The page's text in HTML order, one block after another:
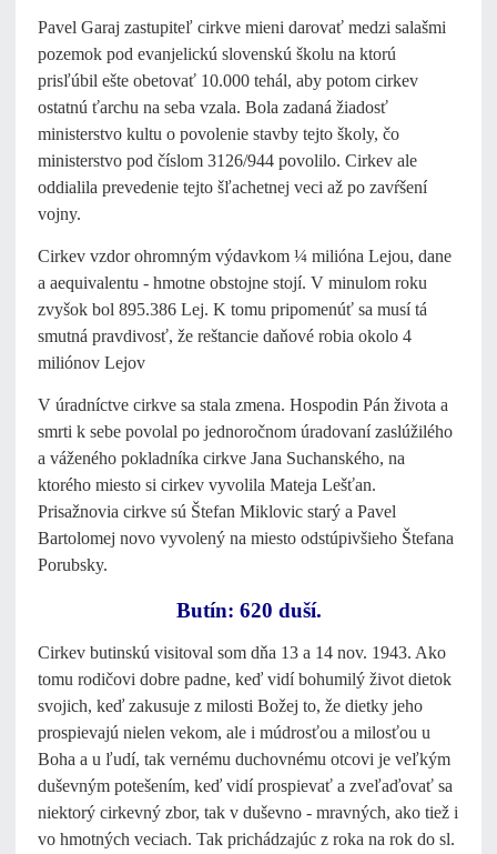
Pavel Garaj zastupiteľ cirkve mieni darovať medzi salašmi
pozemok pod evanjelickú slovenskú školu na ktorú
prisľúbil ešte obetovať 10.000 tehál, aby potom cirkev
ostatnú ťarchu na seba vzala. Bola zadaná žiadosť
ministerstvo kultu o povolenie stavby tejto školy, čo
ministerstvo pod číslom 3126/944 povolilo. Cirkev ale
oddialila prevedenie tejto šľachetnej veci až po zavŕšení
vojny.
Cirkev vzdor ohromným výdavkom ¼ milióna Lejou, dane
a aequivalentu - hmotne obstojne stojí. V minulom roku
zvyšok bol 895.386 Lej. K tomu pripomenúť sa musí tá
smutná pravdivosť, že reštancie daňové robia okolo 4
miliónov Lejov
V úradníctve cirkve sa stala zmena. Hospodin Pán života a
smrti k sebe povolal po jednoročnom úradovaní zaslúžilého
a váženého pokladníka cirkve Jana Suchanského, na
ktorého miesto si cirkev vyvolila Mateja Lešťan.
Prisažnovia cirkve sú Štefan Miklovic starý a Pavel
Bartolomej novo vyvolený na miesto odstúpivšieho Štefana
Porubsky.
Butín: 620 duší.
Cirkev butinskú visitoval som dňa 13 a 14 nov. 1943. Ako
tomu rodičovi dobre padne, keď vidí bohumilý život dietok
svojich, keď zakusuje z milosti Božej to, že dietky jeho
prospievajú nielen vekom, ale i múdrosťou a milosťou u
Boha a u ľudí, tak vernému duchovnému otcovi je veľkým
duševným potešením, keď vidí prospievať a zveľaďovať sa
niektorý cirkevný zbor, tak v duševno - mravných, ako tiež i
vo hmotných veciach. Tak prichádzajúc z roka na rok do sl.